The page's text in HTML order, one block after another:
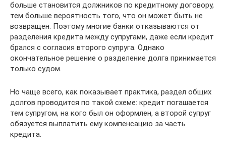
больше становится должников по кредитному договору,
тем больше вероятность того, что он может быть не
возвращен. Поэтому многие банки отказываются от
разделения кредита между супругами, даже если кредит
брался с согласия второго супруга. Однако
окончательное решение о разделение долга принимается
только судом.
Но чаще всего, как показывает практика, раздел общих
долгов проводится по такой схеме: кредит погашается
тем супругом, на кого был он оформлен, а второй супруг
обязуется выплатить ему компенсацию за часть
кредита.